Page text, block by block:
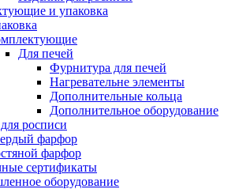
и упаковка
Для печей
Фурнитура для печей
Нагревательне элементы
Дополнительные кольца
Дополнительное оборудование
росписи
фарфор
фарфор
сертификаты
оборудование